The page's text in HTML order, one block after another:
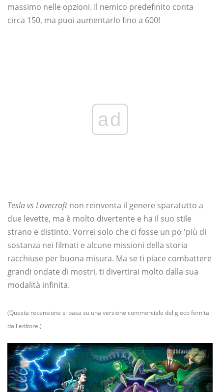
massimo nelle opzioni. Il nemico predefinito conta
circa 150, ma puoi aumentarlo fino a 600!
ad
Tesla vs Lovecraftnon reinventa il genere sparatutto a
due levette, ma è molto divertente e ha il suo stile
strano e distinto. Vorrei solo che ci fosse un po 'più di
sostanza nei filmati e alcune missioni della storia
racchiuse per buona misura. Ma se ti piace combattere
grandi ondate di mostri, ti divertirai molto dalla sua
modalità infinita.
(Questa recensione si basa su una versione commerciale del gioco fornita
dall'editore.)